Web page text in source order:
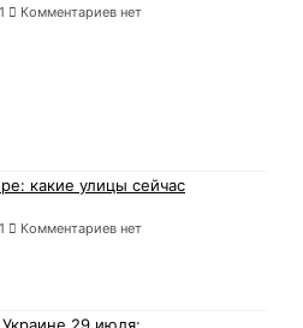
Комментариев нет
какие улицы сейчас
Комментариев нет